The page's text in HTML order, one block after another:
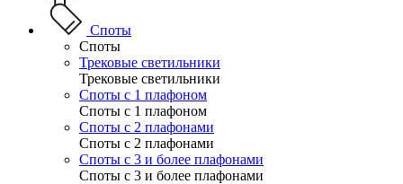
Споты
Споты
Трековые светильники
Трековые светильники
Споты с 1 плафоном
Споты с 1 плафоном
Споты с 2 плафонами
Споты с 2 плафонами
Споты с 3 и более плафонами
Споты с 3 и более плафонами